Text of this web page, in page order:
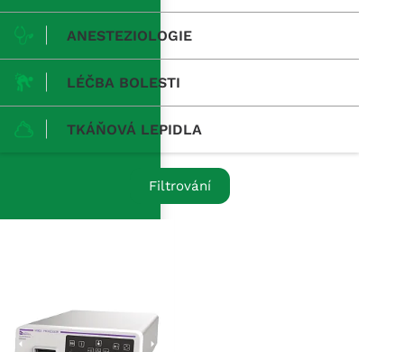
ANESTEZIOLOGIE
LÉČBA BOLESTI
TKÁŇOVÁ LEPIDLA
Filtrování